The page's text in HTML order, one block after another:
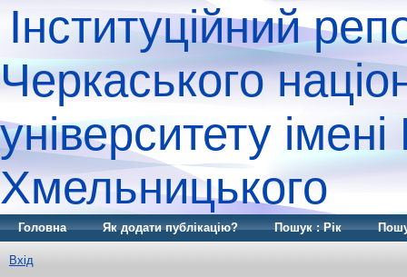
Інституційний
Черкаського
університету
Хмельницького
Головна Як додати публікацію? Пошук : Рік
Вхід